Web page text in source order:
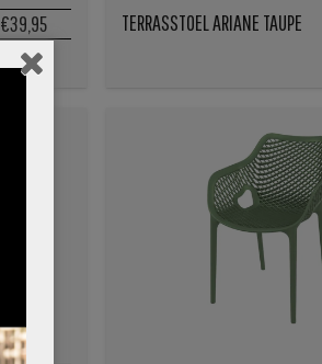
€39,95 TERRASSTOEL ARIANE TAUPE